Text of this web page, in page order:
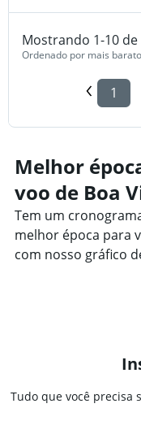
Mostrando 1-10
Ordenado por mais
1
Melhor
voo de Boa
Tem um
melhor época para
com nosso gráfico
Tudo que você precisa